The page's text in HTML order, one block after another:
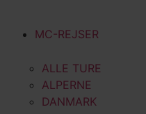
MC-REJSER
ALLE TURE
ALPERNE
DANMARK